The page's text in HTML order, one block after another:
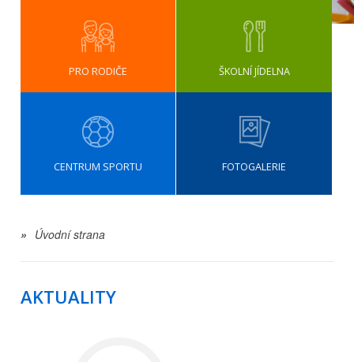
PRO RODIČE ŠKOLNÍ JÍDELNA
CENTRUM SPORTU FOTOGALERIE
» Úvodní strana
AKTUALITY